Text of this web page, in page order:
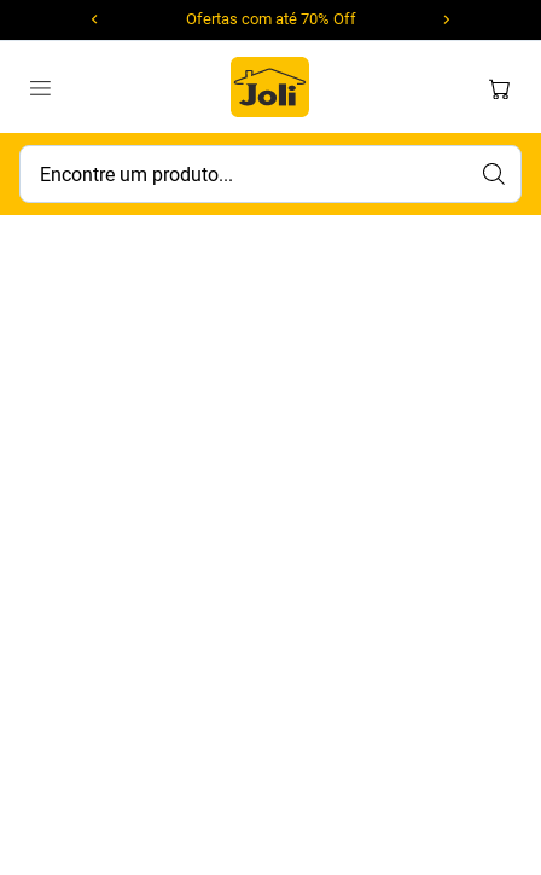
Ofertas com até 70% Off
Encontre um produto...